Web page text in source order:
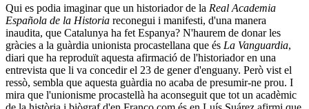
Qui es podia imaginar que un historiador de la Real Academia
Española de la Historia reconegui i manifesti, d'una manera
inaudita, que Catalunya ha fet Espanya? N'haurem de donar les
gràcies a la guàrdia unionista procastellana que és La Vanguardia,
diari que ha reproduït aquesta afirmació de l'historiador en una
entrevista que li va concedir el 23 de gener d'enguany. Però vist el
ressò, sembla que aquesta guàrdia no acaba de presumir-ne prou. I
mira que l'unionisme procastellà ha aconseguit que tot un acadèmic